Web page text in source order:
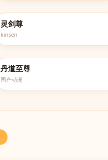
灵剑尊
kinsen
更新至第176集
丹道至尊
国产动漫